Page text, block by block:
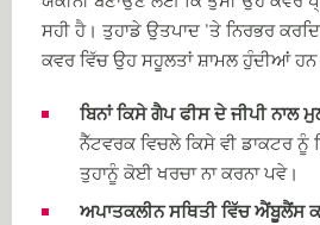
ਸਹੀ ਹੈ। ਤੁਹਾਡੇ ਉਤਪਾਦ 'ਤੇ ਨਿਰਭਰ
ਕਵਰ ਵਿੱਚ ਉਹ ਸਹੂਲਤਾਂ ਸ਼ਾਮਲ ਹੁੰਦੀਆਂ ਹਨ
ਬਿਨਾਂ ਕਿਸੇ ਗੈਪ ਫੀਸ ਦੇ ਜੀਪੀ ਨਾਲ
ਨੈੱਟਵਰਕ ਵਿਚਲੇ ਕਿਸੇ ਵੀ ਡਾਕਟਰ ਨੂੰ
ਤੁਹਾਨੂੰ ਕੋਈ ਖਰਚਾ ਨਾ ਕਰਨਾ ਪਵੇ।
ਅਪਾਤਕਲੀਨ ਸਥਿਤੀ ਵਿੱਚ ਐਂਬੂਲੈਂਸ